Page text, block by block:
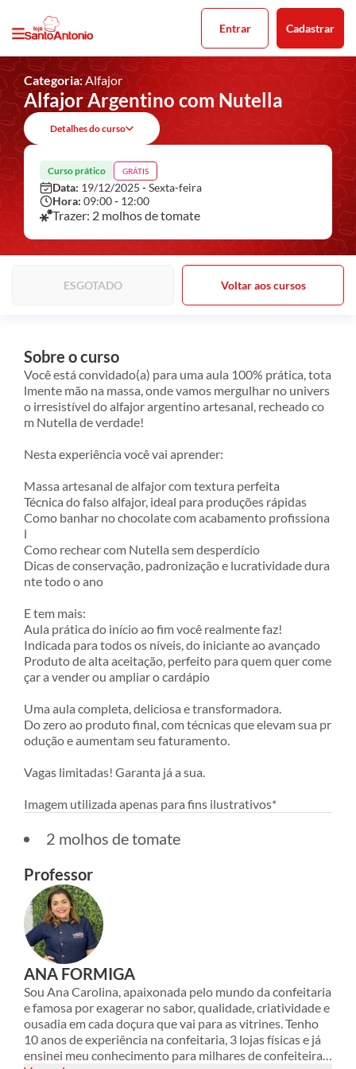
Entrar Cadastrar
Categoria:Alfajor
Alfajor Argentino com Nutella
Detalhes do curso
Curso prático GRÁTIS
Data: 19/12/2025 -Sexta-feira
Hora: 09:00- 12:00
Trazer: 2 molhos de tomate
ESGOTADO Voltar aos cursos
Sobre o curso
Você está convidado(a) para uma aula 100% prática, tota
lmente mão na massa, onde vamos mergulhar no univers
o irresistível do alfajor argentino artesanal, recheado co
m Nutella de verdade!
Nesta experiência você vai aprender:
Massa artesanal de alfajor com textura perfeita
Técnica do falso alfajor, ideal para produções rápidas
Como banhar no chocolate com acabamento profissiona
l
Como rechear com Nutella sem desperdício
Dicas de conservação, padronização e lucratividade dura
nte todo o ano
E tem mais:
Aula prática do início ao fim você realmente faz!
Indicada para todos os níveis, do iniciante ao avançado
Produto de alta aceitação, perfeito para quem quer come
çar a vender ou ampliar o cardápio
Uma aula completa, deliciosa e transformadora.
Do zero ao produto final, com técnicas que elevam sua pr
odução e aumentam seu faturamento.
Vagas limitadas! Garanta já a sua.
Imagem utilizada apenas para fins ilustrativos*
2 molhos de tomate
Professor
ANA FORMIGA
Sou Ana Carolina, apaixonada pelo mundo da confeitaria
e famosa por exagerar no sabor, qualidade, criatividade e
ousadia em cada doçura que vai para as vitrines. Tenho
10 anos de experiência na confeitaria, 3 lojas físicas e já
ensinei meu conhecimento para milhares de confeiteiras